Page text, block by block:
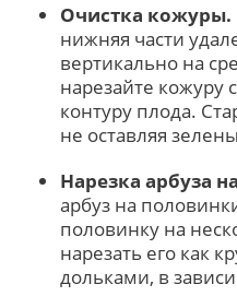
Очистка кожуры.
нижняя части
вертикально на
нарезайте кожуру
контуру плода.
не оставляя
Нарезка арбуза
арбуз на
половинку на
нарезать его как
дольками, в